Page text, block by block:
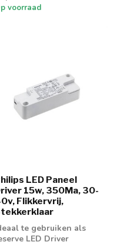
voorraad
LED Paneel
15w, 350Ma, 30-
Flikkervrij,
te gebruiken als
LED Driver